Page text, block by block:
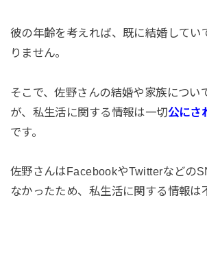
彼の年齢を考えれば、既に結婚してい
りません。
そこで、佐野さんの結婚や家族につい
が、私生活に関する情報は一切公にさ
です。
佐野さんはFacebookやTwitterなどの
なかったため、私生活に関する情報は